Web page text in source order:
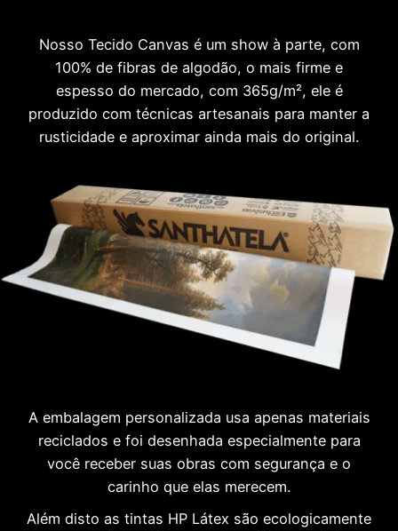
Nosso Tecido Canvas é um show à parte, com
100% de fibras de algodão, o mais firme e
espesso do mercado, com 365g/m², ele é
produzido com técnicas artesanais para manter a
rusticidade e aproximar ainda mais do original.
A embalagem personalizada usa apenas materiais
reciclados e foi desenhada especialmente para
você receber suas obras com segurança e o
carinho que elas merecem.
Além disto as tintas HP Látex são ecologicamente